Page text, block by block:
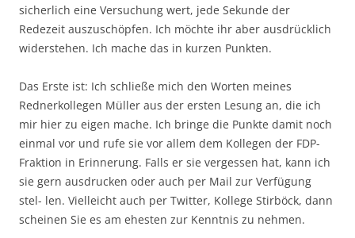
sicherlich eine Versuchung wert, jede Sekunde der
Redezeit auszuschöpfen. Ich möchte ihr aber ausdrücklich
widerstehen. Ich mache das in kurzen Punkten.
Das Erste ist: Ich schließe mich den Worten meines
Rednerkollegen Müller aus der ersten Lesung an, die ich
mir hier zu eigen mache. Ich bringe die Punkte damit noch
einmal vor und rufe sie vor allem dem Kollegen der FDP-
Fraktion in Erinnerung. Falls er sie vergessen hat, kann ich
sie gern ausdrucken oder auch per Mail zur Verfügung
stel- len. Vielleicht auch per Twitter, Kollege Stirböck, dann
scheinen Sie es am ehesten zur Kenntnis zu nehmen.